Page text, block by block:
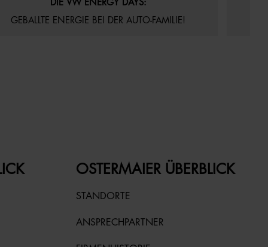
DIE VW ENERGY DAYS:
GEBALLTE ENERGIE BEI DER AUTO-FAMILIE!
OSTERMAIER ÜBERBLICK
STANDORTE
ANSPRECHPARTNER